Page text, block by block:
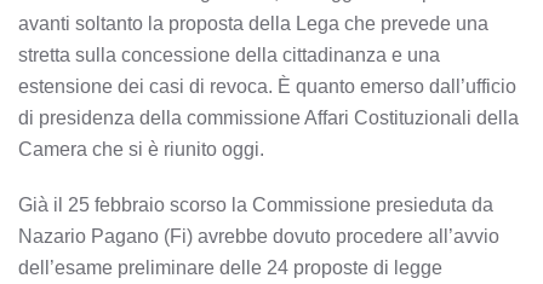
avanti soltanto la proposta della Lega che prevede una
stretta sulla concessione della cittadinanza e una
estensione dei casi di revoca. È quanto emerso dall’ufficio
di presidenza della commissione Affari Costituzionali della
Camera che si è riunito oggi.
Già il 25 febbraio scorso la Commissione presieduta da
Nazario Pagano (Fi) avrebbe dovuto procedere all’avvio
dell’esame preliminare delle 24 proposte di legge